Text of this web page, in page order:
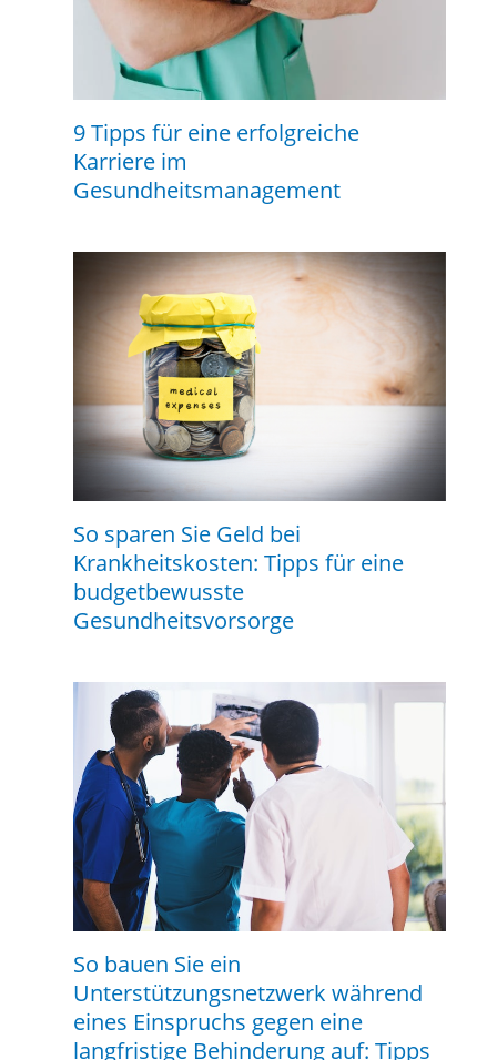
9 Tipps für eine erfolgreiche
Karriere im
Gesundheitsmanagement
So sparen Sie Geld bei
Krankheitskosten: Tipps für eine
budgetbewusste
Gesundheitsvorsorge
So bauen Sie ein
Unterstützungsnetzwerk während
eines Einspruchs gegen eine
langfristige Behinderung auf: Tipps